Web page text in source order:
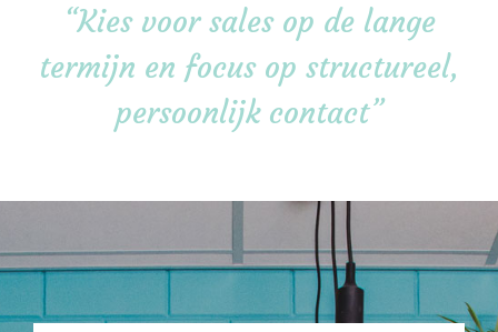
“Kies voor sales op de lange
termijn en focus op structureel,
persoonlijk contact”